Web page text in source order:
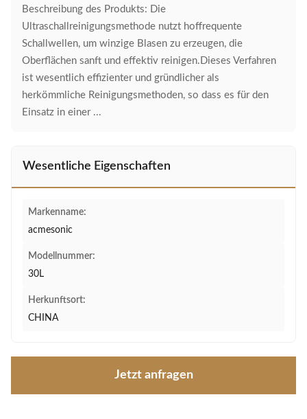
Beschreibung des Produkts: Die
Ultraschallreinigungsmethode nutzt hoffrequente
Schallwellen, um winzige Blasen zu erzeugen, die
Oberflächen sanft und effektiv reinigen.Dieses Verfahren
ist wesentlich effizienter und gründlicher als
herkömmliche Reinigungsmethoden, so dass es für den
Einsatz in einer ...
Wesentliche Eigenschaften
Markenname:
acmesonic
Modellnummer:
30L
Herkunftsort:
CHINA
Jetzt anfragen